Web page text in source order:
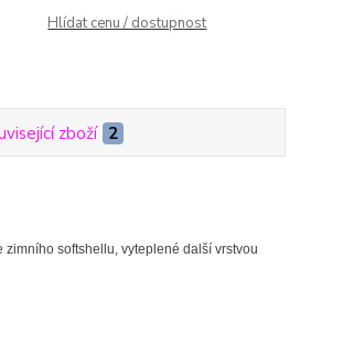
Hlídat cenu / dostupnost
zboží 2
softshellu, vyteplené další vrstvou